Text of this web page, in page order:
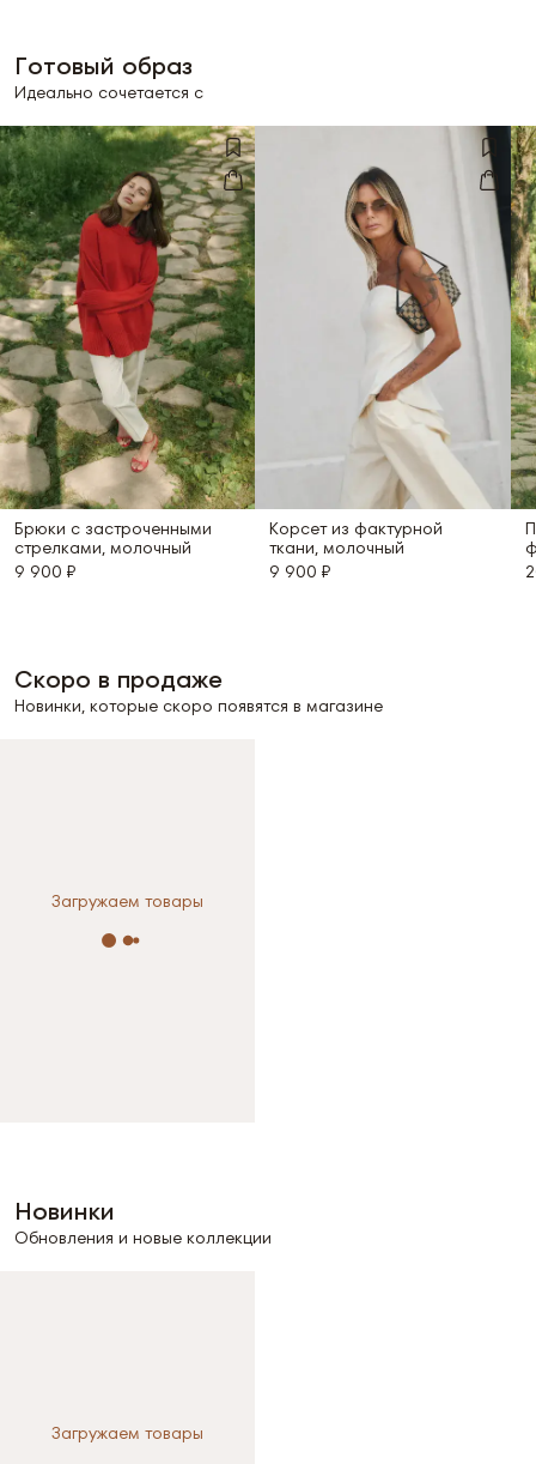
Готовый образ
Идеально сочетается с
XS
S
M
Брюки с застроченными
стрелками, молочный
9 900 ₽
Корсет из фактурной
ткани, молочный
9 900 ₽
Скоро в продаже
Новинки, которые скоро появятся в магазине
Загружаем товары
Новинки
Обновления и новые коллекции
Загружаем товары